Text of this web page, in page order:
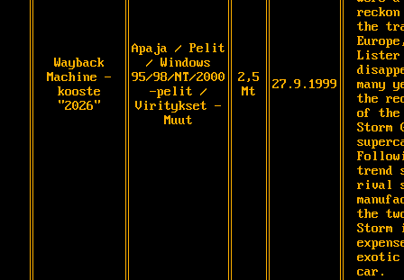
Wayback
Machine -
kooste
"2026"
Apaja / Pelit
/ Windows
95/98/NT/2000
-pelit /
Viritykset -
Muut
2,5
Mt
27.9.1999
the
Lister
many
the
of
Storm
trend
rival
the
exotic
car.